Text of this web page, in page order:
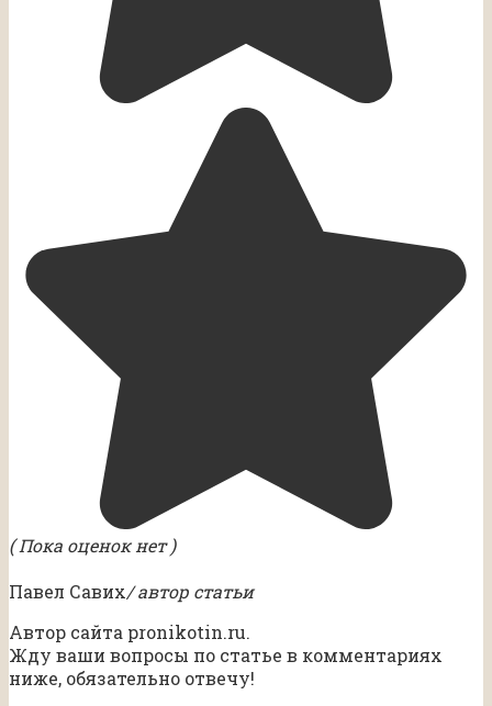
( Пока оценок нет )
Павел Савих/ автор статьи
Автор сайта pronikotin.ru.
Жду ваши вопросы по статье в комментариях
ниже, обязательно отвечу!